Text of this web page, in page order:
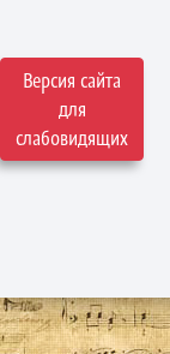
Версия сайта
для
слабовидящих